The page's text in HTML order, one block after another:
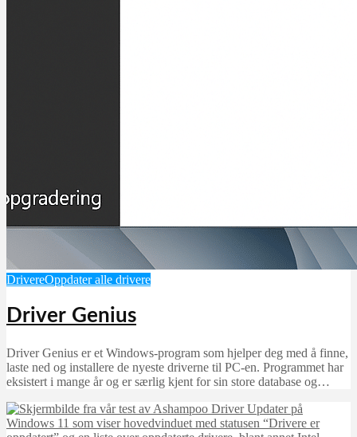
DrivereOppdater alle drivere
Driver Genius
Driver Genius er et Windows-program som hjelper deg med å finne,
laste ned og installere de nyeste driverne til PC-en. Programmet har
eksistert i mange år og er særlig kjent for sin store database og…